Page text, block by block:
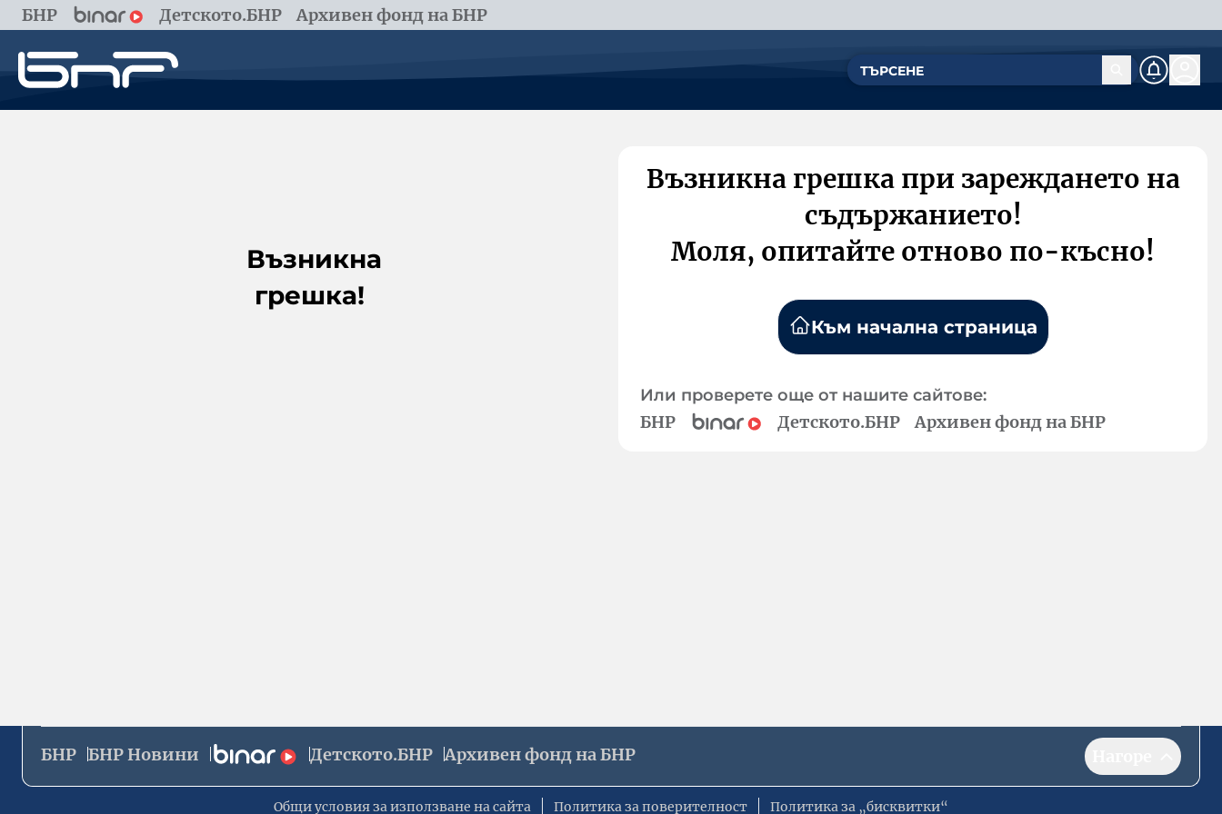
БНР Детското.БНР Архивен фонд на БНР
Възникна
грешка!
Възникна грешка при зареждането на
съдържанието!
Моля, опитайте отново по-късно!
Към начална страница
Или проверете още от нашите сайтове:
БНР Детското.БНР Архивен фонд на БНР
БНР БНР Новини Детското.БНР Архивен фонд на БНР
Общи условия за използване на сайта Политика за поверителност Политика за „бисквитки“